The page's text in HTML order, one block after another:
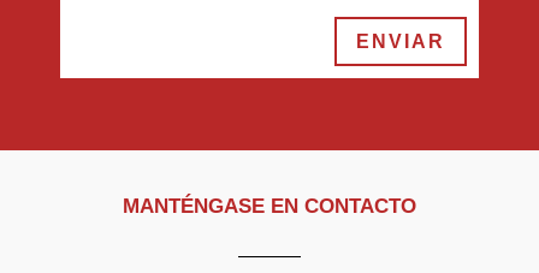
ENVIAR
MANTÉNGASE EN CONTACTO